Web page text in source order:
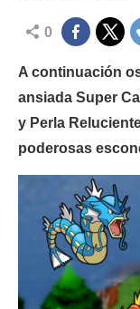
0
A continuación
ansiada Super
y Perla
poderosas